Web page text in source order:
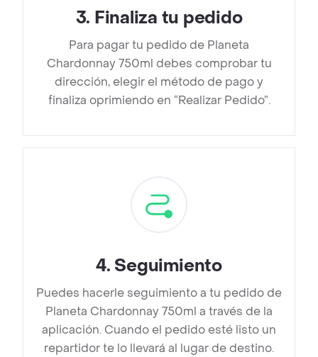
3. Finaliza tu pedido
Para pagar tu pedido de Planeta
Chardonnay 750ml debes comprobar tu
dirección, elegir el método de pago y
finaliza oprimiendo en “Realizar Pedido”.
4. Seguimiento
Puedes hacerle seguimiento a tu pedido de
Planeta Chardonnay 750ml a través de la
aplicación. Cuando el pedido esté listo un
repartidor te lo llevará al lugar de destino.